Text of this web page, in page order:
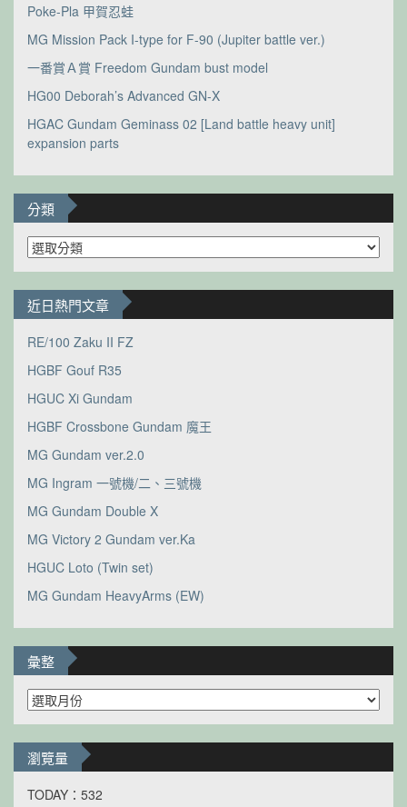
Poke-Pla 甲賀忍蛙
MG Mission Pack I-type for F-90 (Jupiter battle ver.)
一番賞Ａ賞 Freedom Gundam bust model
HG00 Deborah’s Advanced GN-X
HGAC Gundam Geminass 02 [Land battle heavy unit]
expansion parts
分類
分
類
近日熱門文章
RE/100 Zaku II FZ
HGBF Gouf R35
HGUC Xi Gundam
HGBF Crossbone Gundam 魔王
MG Gundam ver.2.0
MG Ingram 一號機/二、三號機
MG Gundam Double X
MG Victory 2 Gundam ver.Ka
HGUC Loto (Twin set)
MG Gundam HeavyArms (EW)
彙整
彙
整
瀏覽量
TODAY：532